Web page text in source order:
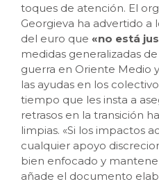
toques de atención. El
Georgieva ha advertido a
del euro que «no está
medidas generalizadas
guerra en Oriente Medio
las ayudas en los
tiempo que les insta a
retrasos en la transición
limpias. «Si los impactos
cualquier apoyo
bien enfocado y
añade el documento